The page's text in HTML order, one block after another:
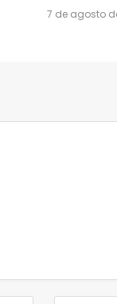
7 de agosto